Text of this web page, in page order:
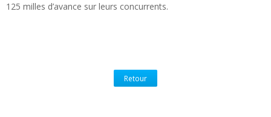
125 milles d’avance sur leurs concurrents.
Retour